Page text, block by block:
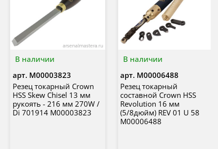
В наличии
арт. М00003823
Резец токарный Crown
HSS Skew Chisel 13 мм
рукоять - 216 мм 270W /
Di 701914 М00003823
В наличии
арт. М00006488
Резец токарный
составной Crown HSS
Revolution 16 мм
(5/8дюйм) REV 01 U 58
М00006488